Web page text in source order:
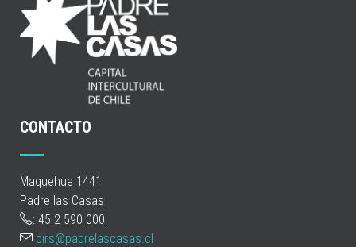
CONTACTO
Maquehue 1441
Padre las Casas
: 45 2 590 000
oirs@padrelascasas.cl